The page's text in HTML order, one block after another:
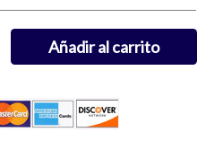
Añadir al carrito